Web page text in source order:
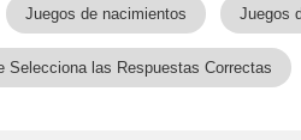
Juegos de nacimientos Juegos
Selecciona las Respuestas Correctas